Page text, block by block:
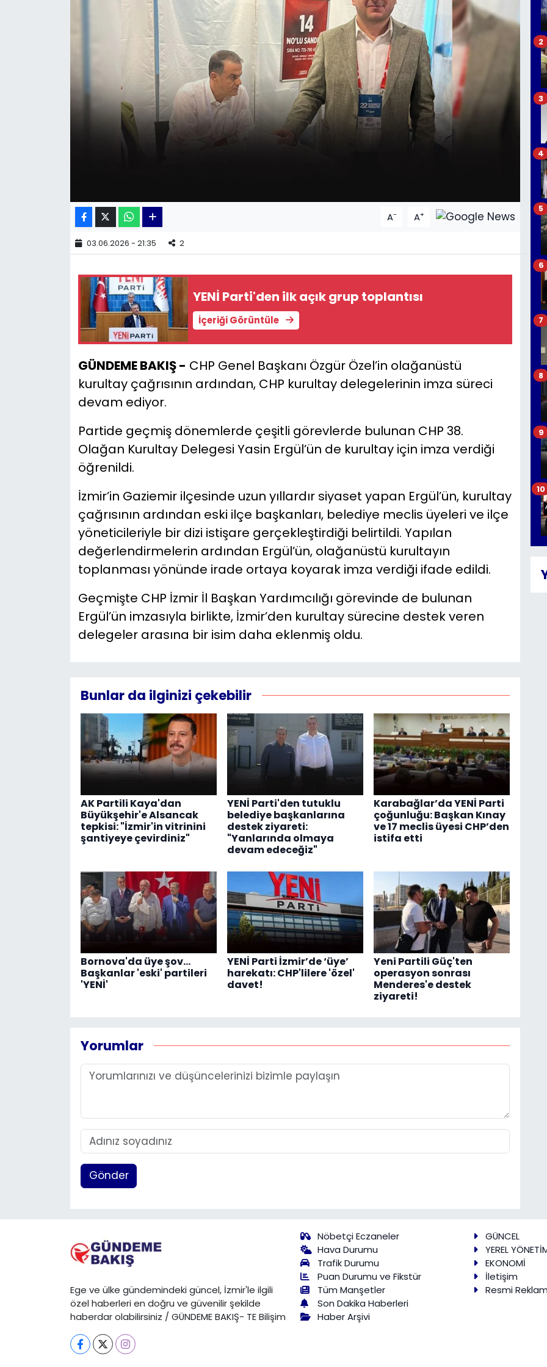
A- A+
03.06.2026 - 21:35 2
YENİ Parti'den ilk açık grup toplantısı
İçeriği Görüntüle
GÜNDEME BAKIŞ - CHP Genel Başkanı Özgür Özel’in olağanüstü
kurultay çağrısının ardından, CHP kurultay delegelerinin imza süreci
devam ediyor.
Partide geçmiş dönemlerde çeşitli görevlerde bulunan CHP 38.
Olağan Kurultay Delegesi Yasin Ergül’ün de kurultay için imza verdiği
öğrenildi.
İzmir’in Gaziemir ilçesinde uzun yıllardır siyaset yapan Ergül’ün, kurultay
çağrısının ardından eski ilçe başkanları, belediye meclis üyeleri ve ilçe
yöneticileriyle bir dizi istişare gerçekleştirdiği belirtildi. Yapılan
değerlendirmelerin ardından Ergül’ün, olağanüstü kurultayın
toplanması yönünde irade ortaya koyarak imza verdiği ifade edildi.
Geçmişte CHP İzmir İl Başkan Yardımcılığı görevinde de bulunan
Ergül’ün imzasıyla birlikte, İzmir’den kurultay sürecine destek veren
delegeler arasına bir isim daha eklenmiş oldu.
Bunlar da ilginizi çekebilir
AK Partili Kaya'dan
Büyükşehir'e Alsancak
tepkisi: "İzmir'in vitrinini
şantiyeye çevirdiniz"
YENİ Parti'den tutuklu
belediye başkanlarına
destek ziyareti:
"Yanlarında olmaya
devam edeceğiz"
Karabağlar’da YENİ Parti
çoğunluğu: Başkan Kınay
ve 17 meclis üyesi CHP’den
istifa etti
Bornova'da üye şov...
Başkanlar 'eski' partileri
'YENİ'
YENİ Parti İzmir’de ‘üye’
harekatı: CHP'lilere 'özel'
davet!
Yeni Partili Güç'ten
operasyon sonrası
Menderes'e destek
ziyareti!
Yorumlar
Gönder
2
3
4
5
6
7
8
9
10
Ege ve ülke gündemindeki güncel, İzmir'le ilgili
özel haberleri en doğru ve güvenilir şekilde
haberdar olabilirsiniz / GÜNDEME BAKIŞ- TE Bilişim
Nöbetçi Eczaneler
Hava Durumu
Trafik Durumu
Puan Durumu ve Fikstür
Tüm Manşetler
Son Dakika Haberleri
Haber Arşivi
GÜNCEL
YEREL
EKONOMİ
İletişim
Resmi Reklam
POLİTİKA
TEKNOLOJİ
YEREL POLİTİKA
YEREL YÖNETİMLER